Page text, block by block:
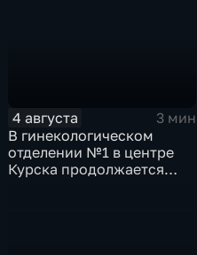
4 августа
3 мин
В гинекологическом
отделении №1 в центре
Курска продолжается